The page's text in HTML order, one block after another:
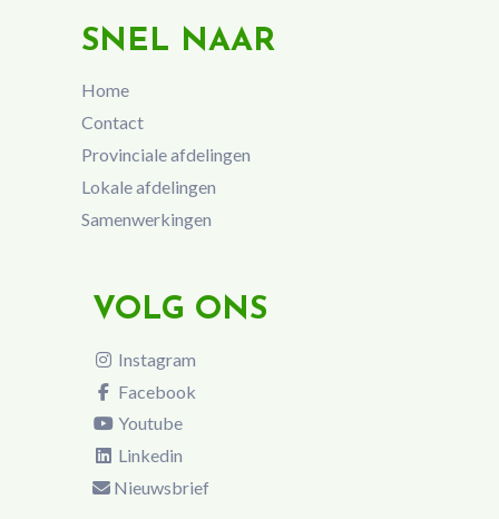
SNEL NAAR
Home
Contact
Provinciale afdelingen
Lokale afdelingen
Samenwerkingen
VOLG ONS
Instagram
Facebook
Youtube
Linkedin
Nieuwsbrief